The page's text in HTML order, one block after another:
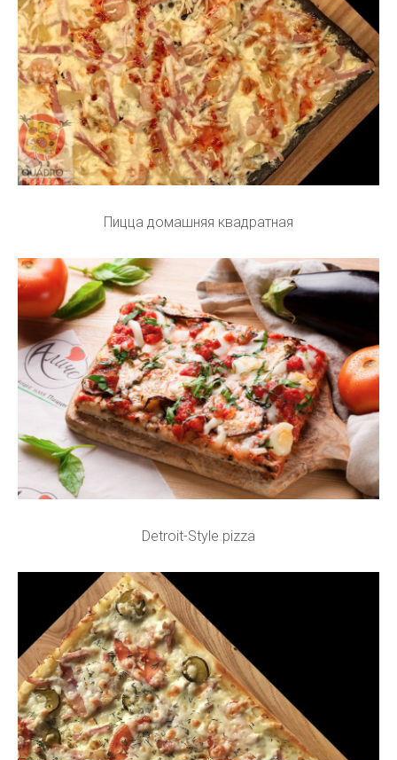
Пицца домашняя квадратная
Detroit-Style pizza